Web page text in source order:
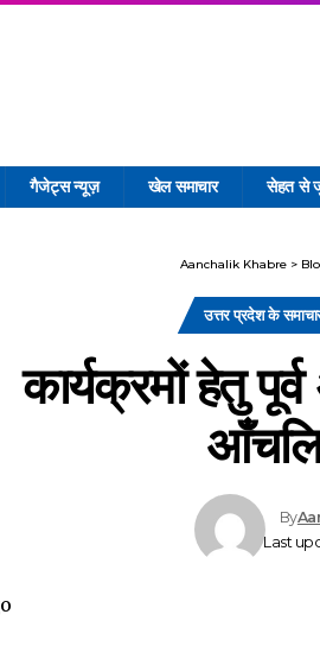
गैजेट्स न्यूज़ खेल समाचार सेहत से
Aanchalik Khabre >
उत्तर प्रदेश के
कार्यक्रमों हेतु
Last
By